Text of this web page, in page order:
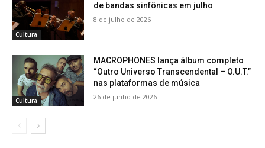
Cultura
de bandas sinfônicas em julho
8 de julho de 2026
Cultura
MACROPHONES lança álbum completo
“Outro Universo Transcendental – O.U.T.”
nas plataformas de música
26 de junho de 2026